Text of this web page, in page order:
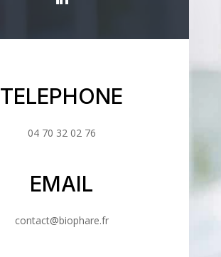
TELEPHONE
04 70 32 02 76
EMAIL
contact@biophare.fr